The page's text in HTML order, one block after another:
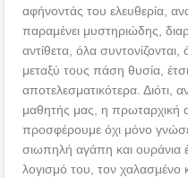
αφήνοντάς του ελευθερία,
παραμένει μυστηριώδης,
αντίθετα, όλα συντονίζονται,
μεταξύ τους πάση θυσία,
αποτελεσματικότερα. Διότι,
μαθητής μας, η πρωταρχική
προσφέρουμε όχι μόνο
σιωπηλή αγάπη και ουράνια
λογισμό του, τον χαλασμένο